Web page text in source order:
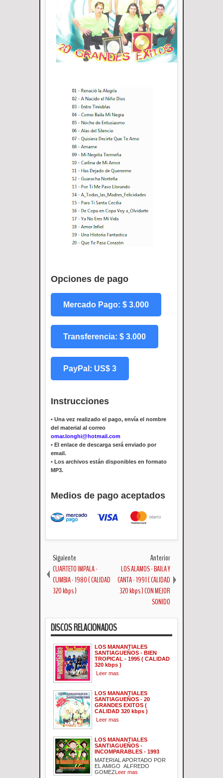
Opciones de pago
Mercado Pago: $ 3.000
Transferencia: $ 3.000
PayPal: US$ 3
Instrucciones
• Una vez realizado el pago, envía el nombre
del material al correo
omar.longhi@hotmail.com
• El enlace de descarga será enviado por
email.
• Los archivos están disponibles en formato
MP3.
Medios de pago aceptados
Siguiente
CUARTETO IMPALA -
CUMBIA - 1980 ( CALIDAD
320 kbps )
Anterior
LOS ALAMOS - BAILA Y
CANTA - 1991 ( CALIDAD
320 kbps ) CON MEJOR
SONIDO
DISCOS RELACIONADOS
LOS MANANTIALES
SANTIAGUEÑOS - BIEN
TROPICAL - 1995 ( CALIDAD
320 kbps )
Leer mas
LOS MANANTIALES
SANTIAGUEÑOS - 20
GRANDES EXITOS (
CALIDAD 320 kbps )
Leer mas
LOS MANANTIALES
SANTIAGUEÑOS -
INCOMPARABLES - 1993
MATERIAL APORTADO POR
EL AMIGO ALFREDO
GOMEZLeer mas